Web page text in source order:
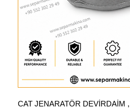
CAT JENARATÖR DEVİRDAİM